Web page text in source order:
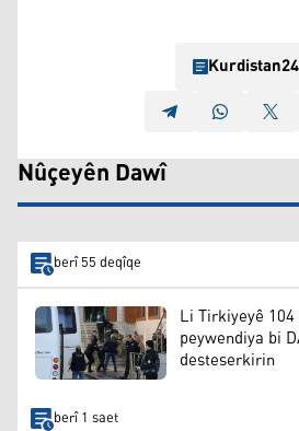
Kurdistan24
Nûçeyên Dawî
berî 55 deqîqe
Li Tirkiyeyê
peywendiya bi
desteserkirin
berî 1 saet